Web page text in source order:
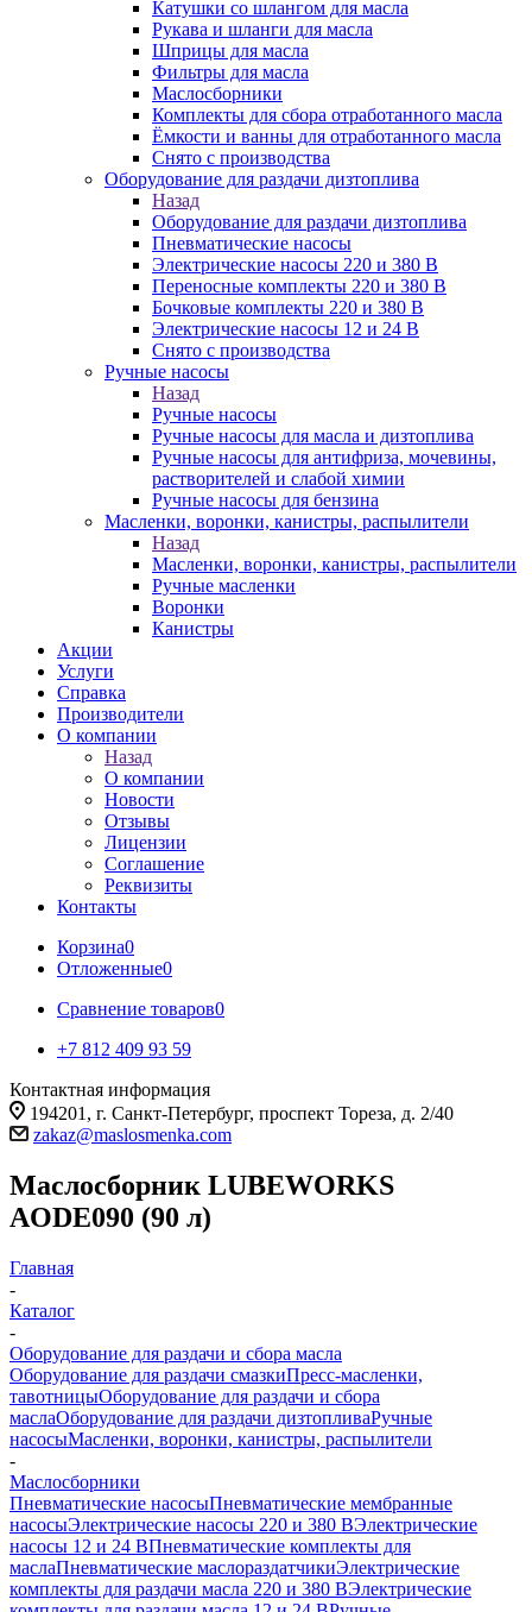
Катушки со шлангом для масла
Рукава и шланги для масла
Шприцы для масла
Фильтры для масла
Маслосборники
Комплекты для сбора отработанного масла
Ёмкости и ванны для отработанного масла
Снято с производства
Оборудование для раздачи дизтоплива
Назад
Оборудование для раздачи дизтоплива
Пневматические насосы
Электрические насосы 220 и 380 В
Переносные комплекты 220 и 380 В
Бочковые комплекты 220 и 380 В
Электрические насосы 12 и 24 В
Снято с производства
Ручные насосы
Назад
Ручные насосы
Ручные насосы для масла и дизтоплива
Ручные насосы для антифриза, мочевины,
растворителей и слабой химии
Ручные насосы для бензина
Масленки, воронки, канистры, распылители
Назад
Масленки, воронки, канистры, распылители
Ручные масленки
Воронки
Канистры
Акции
Услуги
Справка
Производители
О компании
Назад
О компании
Новости
Отзывы
Лицензии
Соглашение
Реквизиты
Контакты
Корзина0
Отложенные0
Сравнение товаров0
+7 812 409 93 59
Контактная информация
194201, г. Санкт-Петербург, проспект Тореза, д. 2/40
zakaz@maslosmenka.com
Маслосборник LUBEWORKS
AODE090 (90 л)
Главная
-
Каталог
-
Оборудование для раздачи и сбора масла
Оборудование для раздачи смазкиПресс-масленки,
тавотницыОборудование для раздачи и сбора
маслаОборудование для раздачи дизтопливаРучные
насосыМасленки, воронки, канистры, распылители
-
Маслосборники
Пневматические насосыПневматические мембранные
насосыЭлектрические насосы 220 и 380 ВЭлектрические
насосы 12 и 24 ВПневматические комплекты для
маслаПневматические маслораздатчикиЭлектрические
комплекты для раздачи масла 220 и 380 ВЭлектрические